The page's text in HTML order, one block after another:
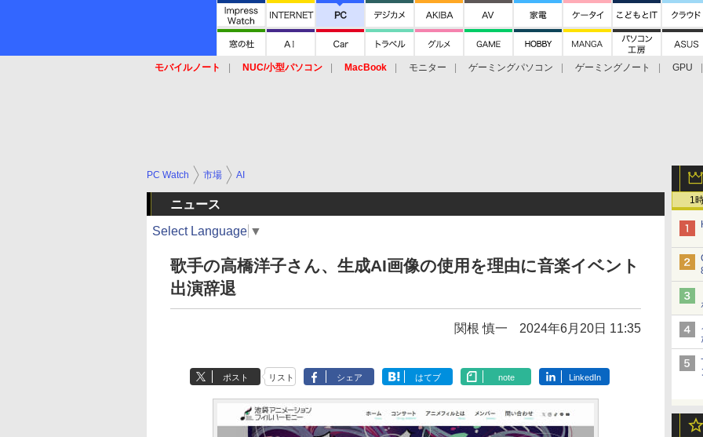
モバイルノート NUC/小型パソコン MacBook モニター ゲーミングパソコン ゲーミングノート
GPU
1
PC Watch 市場 AI
ニュース
Select Language ▼
歌手の高橋洋子さん、生成AI画像の使用を理由に音楽イベント
出演辞退
関根 慎一 2024年6月20日 11:35
ポスト リスト シェア はてブ note LinkedIn